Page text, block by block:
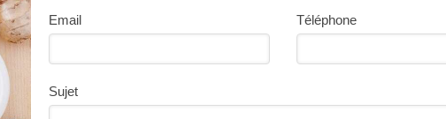
Email Téléphone
Sujet